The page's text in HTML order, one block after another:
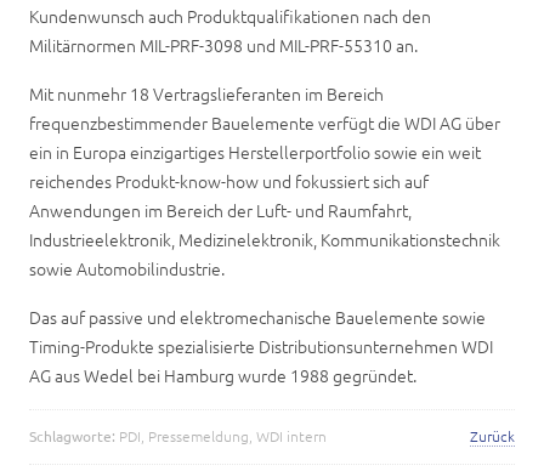
Kundenwunsch auch Produktqualifikationen nach den
Militärnormen MIL-PRF-3098 und MIL-PRF-55310 an.
Mit nunmehr 18 Vertragslieferanten im Bereich
frequenzbestimmender Bauelemente verfügt die WDI AG über
ein in Europa einzigartiges Herstellerportfolio sowie ein weit
reichendes Produkt-know-how und fokussiert sich auf
Anwendungen im Bereich der Luft- und Raumfahrt,
Industrieelektronik, Medizinelektronik, Kommunikationstechnik
sowie Automobilindustrie.
Das auf passive und elektromechanische Bauelemente sowie
Timing-Produkte spezialisierte Distributionsunternehmen WDI
AG aus Wedel bei Hamburg wurde 1988 gegründet.
Schlagworte: PDI Pressemeldung WDI intern Zurück